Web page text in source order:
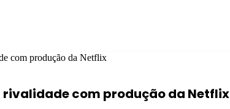
com produção da Netflix
rivalidade com produção da Netflix